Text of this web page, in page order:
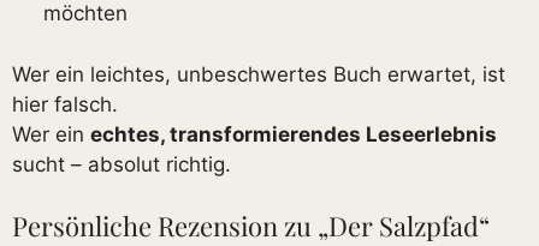
möchten
Wer ein leichtes, unbeschwertes Buch erwartet, ist
hier falsch.
Wer ein echtes, transformierendes Leseerlebnis
sucht – absolut richtig.
Persönliche Rezension zu „Der Salzpfad“